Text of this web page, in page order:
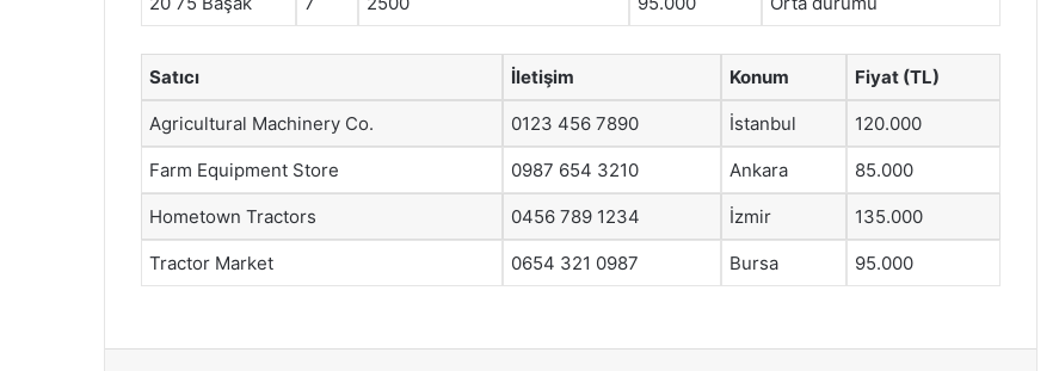
Satıcı İletişim Konum Fiyat (TL)
Agricultural Machinery Co. 0123 456 7890 İstanbul 120.000
Farm Equipment Store 0987 654 3210 Ankara 85.000
Hometown Tractors 0456 789 1234 İzmir 135.000
Tractor Market 0654 321 0987 Bursa 95.000